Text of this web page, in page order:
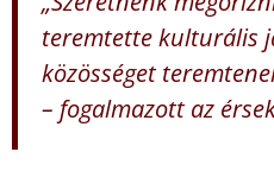
teremtette kulturális
közösséget
– fogalmazott az